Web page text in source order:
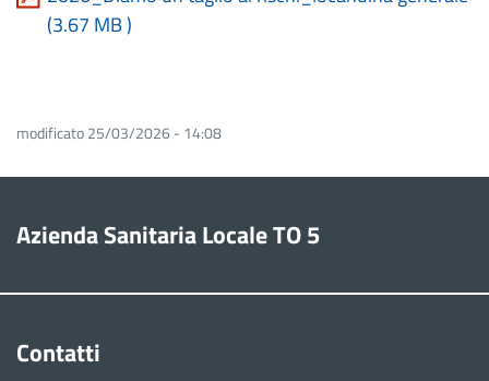
(3.67 MB)
modificato 25/03/2026 - 14:08
Azienda Sanitaria Locale TO 5
Contatti